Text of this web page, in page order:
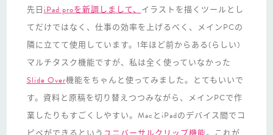
先日iPad proを新調しまして、イラストを描くツールとし
てだけではなく、仕事の効率を上げるべく、メインPCの
隣に立てて使用しています。1年ほど前からある(らしい)
マルチタスク機能ですが、私は全く使っていなかった
Slide Over機能をちゃんと使ってみました。とてもいいで
す。資料と原稿を切り替えつつみながら、メインPCで作
業したりもすごくしやすい。 MacとiPadのデバイス間でコ